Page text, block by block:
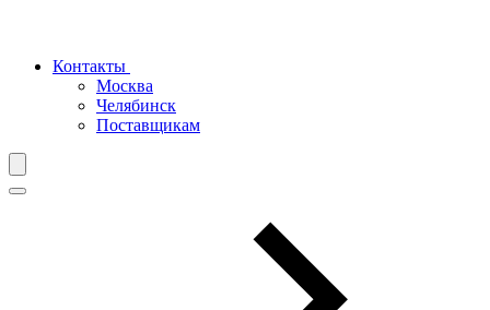
Контакты
Москва
Челябинск
Поставщикам